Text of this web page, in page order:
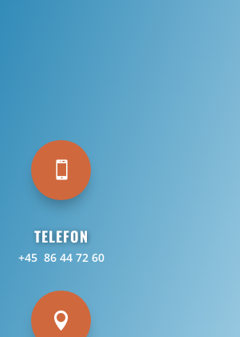

TELEFON
+45 86 44 72 60
